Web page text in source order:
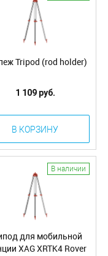
Tripod (rod holder)
1 109 руб.
В КОРЗИНУ
В наличии
для мобильной
XAG XRTK4 Rover